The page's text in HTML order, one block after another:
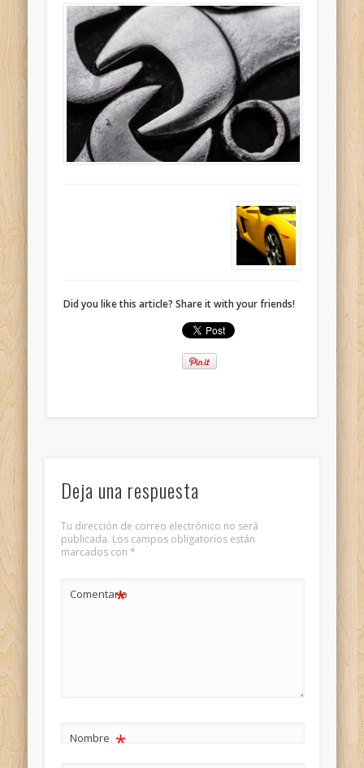
Did you like this article? Share it with your friends!
Deja una respuesta
Tu dirección de correo electrónico no será
publicada. Los campos obligatorios están
marcados con *
Comentario
*
Nombre *